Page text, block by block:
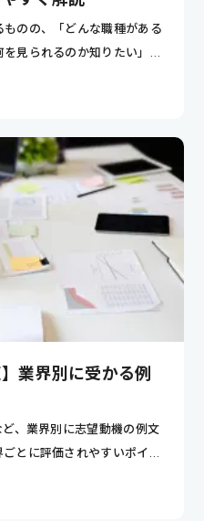
のの、「どんな職種がある
見られるのか知りたい」と
業界別に受かる例
、業界別に志望動機の例文
とに評価されやすいポイン